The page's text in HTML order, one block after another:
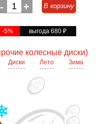
- 1 + В корзину
-5% выгода 680₽
колесные диски)
Диски Лето Зима